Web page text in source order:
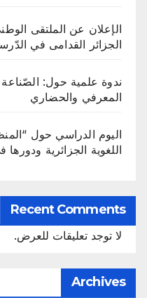
الإعلان عن الملتقى
الجزائر القدامى في
ندوة علمية حول: الصّناعة
المعرفي والحضاري
اليوم الدراسي حول
اللغوية الجزائرية ودورها
Recent Comments
لا توجد تعليقات للعرض.
Archives